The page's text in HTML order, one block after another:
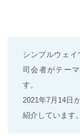
シンプルウェイ
司会者がテー
す。
2021年7月14日
紹介しています。